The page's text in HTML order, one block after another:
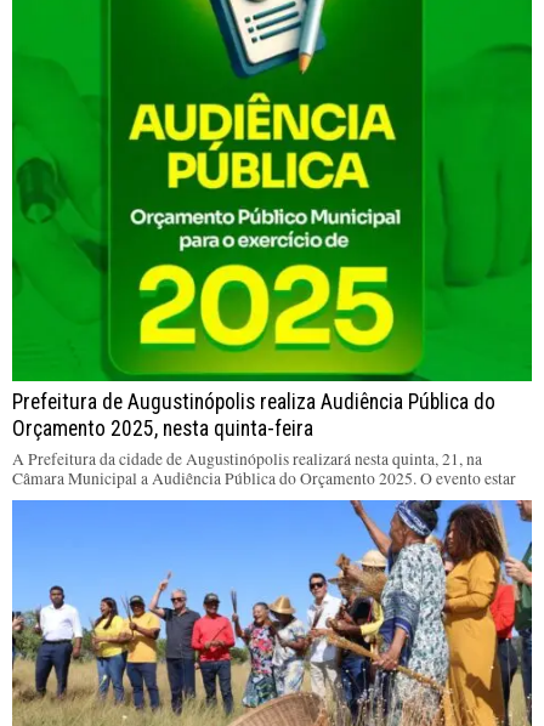
Prefeitura de Augustinópolis realiza Audiência Pública do
Orçamento 2025, nesta quinta-feira
A Prefeitura da cidade de Augustinópolis realizará nesta quinta, 21, na
Câmara Municipal a Audiência Pública do Orçamento 2025. O evento estar